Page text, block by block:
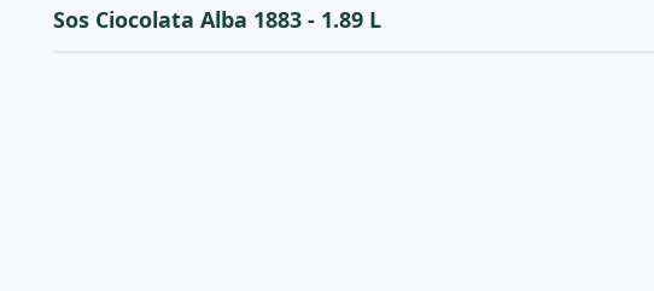
Sos Ciocolata Alba 1883 - 1.89 L